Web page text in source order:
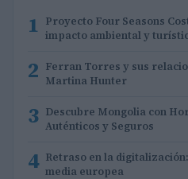
1 Proyecto Four Seasons
impacto ambiental y
2 Ferran Torres y sus
Martina Hunter
3 Descubre Mongolia con
Auténticos y Seguros
4 Retraso en la
media europea